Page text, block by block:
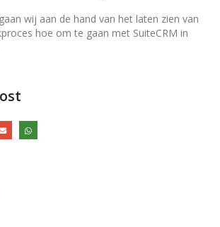
gaan wij aan de hand van het laten zien van
hoe om te gaan met SuiteCRM in